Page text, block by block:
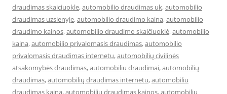
draudimas skaiciuokle,automobilio draudimas uk,automobilio
draudimas uzsienyje,automobilio draudimo kaina,automobilio
draudimo kainos,automobilio draudimo skaičiuoklė,automobilio
kaina,automobilio privalomasis draudimas,automobilio
privalomasis draudimas internetu,automobilių civilinės
atsakomybės draudimas,automobiliu draudimai,automobilių
draudimas,automobilių draudimas internetu,automobiliu
draudimas kaina,automobiliu draudimas kainos,automobilių